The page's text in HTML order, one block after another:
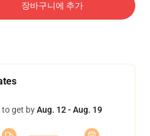
장바구니에 추가
to get byAug. 12 - Aug. 19